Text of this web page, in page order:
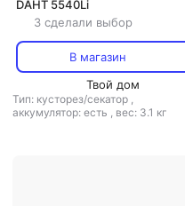
DAHT 5540Li
3 сделали выбор
В магазин
Твой дом
Тип: кусторез/секатор ,
аккумулятор: есть , вес: 3.1 кг